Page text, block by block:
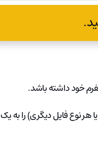
این فرآیند به شما امکان می‌دهد فایل دیجیتال خود (یک نوع فایل PNG، GIF، MP3 یا هر نوع فایل دیگری) را به یک